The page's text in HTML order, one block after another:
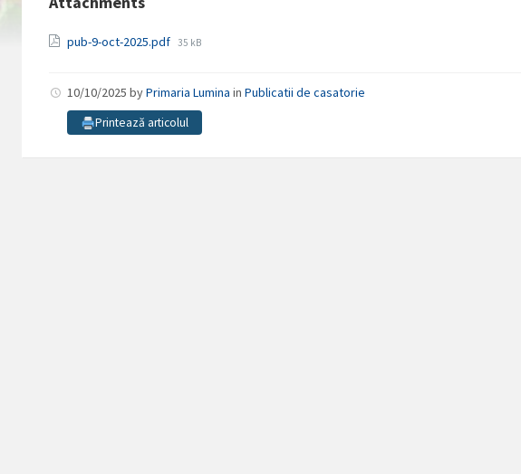
pub-9-oct-2025.pdf File
35 kB
10/10/2025byPrimaria Lumina inPublicatii de casatorie
Printează articolul